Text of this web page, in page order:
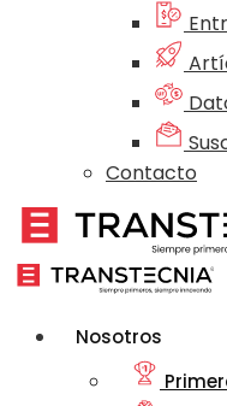
Contacto
Nosotros